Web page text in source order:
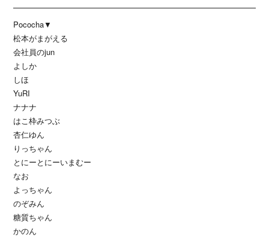
Pococha▼
松本がまがえる
会社員のjun
よしか
しほ
YuRI
ナナナ
はこ枠みつぶ
杏仁ゆん
りっちゃん
とにーとにーいまむー
なお
よっちゃん
のぞみん
糖質ちゃん
かのん